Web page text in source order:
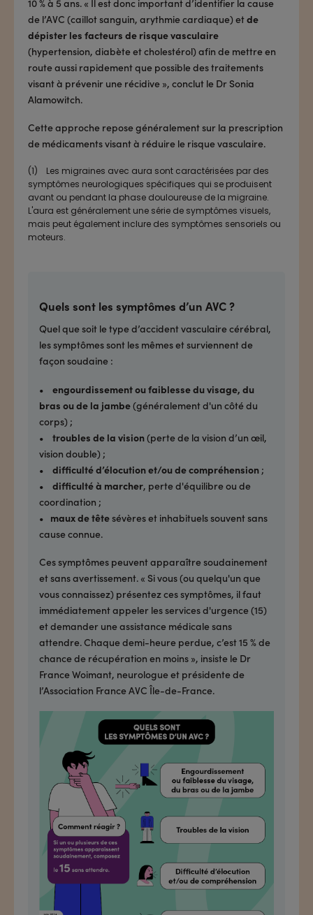
de l’AVC (caillot sanguin, arythmie cardiaque) etde
dépister les facteurs de risque vasculaire
(hypertension, diabète et cholestérol) afin de mettre en
route aussi rapidement que possible des traitements
visant à prévenir une récidive », conclut le Dr Sonia
Alamowitch.
Cette approche repose généralement sur la prescription
de médicaments visant à réduire le risque vasculaire.
(1) Les migraines avec aura sont caractérisées par des
symptômes neurologiques spécifiques qui se produisent
avant ou pendant la phase douloureuse de la migraine.
L'aura est généralement une série de symptômes visuels,
mais peut également inclure des symptômes sensoriels ou
moteurs.
Quels sont les symptômes d’un AVC ?
Quel que soit le type d’accident vasculaire cérébral,
les symptômes sont les mêmes et surviennent de
façon soudaine :
•
engourdissement ou faiblesse du visage, du
bras ou de la jambe(généralement d'un côté du
corps) ;
•
troubles de la vision(perte de la vision d’un œil,
vision double) ;
•
difficulté d’élocution et/ou de compréhension ;
•
difficulté à marcher, perte d'équilibre ou de
coordination ;
• maux de têtesévères et inhabituels souvent sans
cause connue.
Ces symptômes peuvent apparaître soudainement
et sans avertissement. « Si vous (ou quelqu'un que
vous connaissez) présentez ces symptômes, il faut
immédiatement appeler les services d'urgence (15)
et demander une assistance médicale sans
attendre. Chaque demi-heure perdue, c’est 15 % de
chance de récupération en moins », insiste le Dr
France Woimant, neurologue et présidente de
l’Association France AVC Île-de-France.